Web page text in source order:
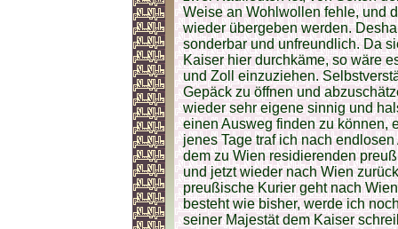
Weise an Wohlwollen fehle, und
wieder übergeben werden.
sonderbar und unfreundlich. Da
Kaiser hier durchkäme, so wäre
und Zoll einzuziehen.
Gepäck zu öffnen und
wieder sehr eigene sinnig und
einen Ausweg finden zu können,
jenes Tage traf ich nach
dem zu Wien residierenden
und jetzt wieder nach Wien
preußische Kurier geht nach
besteht wie bisher, werde ich
seiner Majestät dem Kaiser